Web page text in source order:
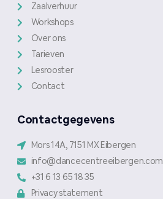
Zaalverhuur
Workshops
Over ons
Tarieven
Lesrooster
Contact
Contactgegevens
Mors 14A, 7151 MX Eibergen
info@dancecentreeibergen.com
+31 6 13 65 18 35
Privacy statement